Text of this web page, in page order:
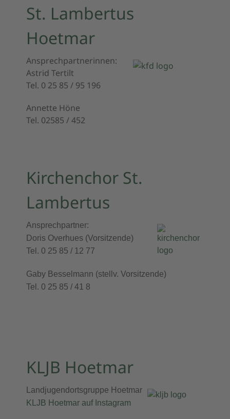
St. Lambertus
Hoetmar
Ansprechpartnerinnen:
Astrid Tertilt
Tel. 0 25 85 / 95 196
Annette Höne
Tel. 02585 / 452
Kirchenchor St.
Lambertus
Ansprechpartner:
Doris Overhues (Vorsitzende)
Tel. 0 25 85 / 12 77
Gaby Besselmann (stellv. Vorsitzende)
Tel. 0 25 85 / 41 8
KLJB Hoetmar
Landjugendortsgruppe Hoetmar
KLJB Hoetmar auf Instagram